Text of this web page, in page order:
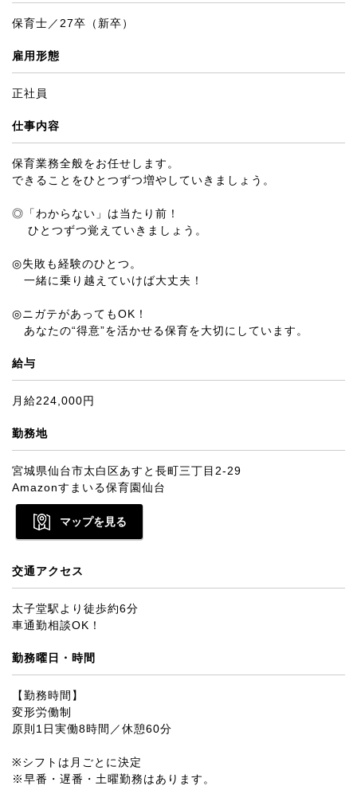
保育士／27卒（新卒）
雇用形態
正社員
仕事内容
保育業務全般をお任せします。
できることをひとつずつ増やしていきましょう。
◎「わからない」は当たり前！
ひとつずつ覚えていきましょう。
◎失敗も経験のひとつ。
一緒に乗り越えていけば大丈夫！
◎ニガテがあってもOK！
あなたの“得意”を活かせる保育を大切にしています。
給与
月給224,000円
勤務地
宮城県仙台市太白区あすと長町三丁目2-29
Amazonすまいる保育園仙台
マップを見る
交通アクセス
太子堂駅より徒歩約6分
車通勤相談OK！
勤務曜日・時間
【勤務時間】
変形労働制
原則1日実働8時間／休憩60分
※シフトは月ごとに決定
※早番・遅番・土曜勤務はあります。